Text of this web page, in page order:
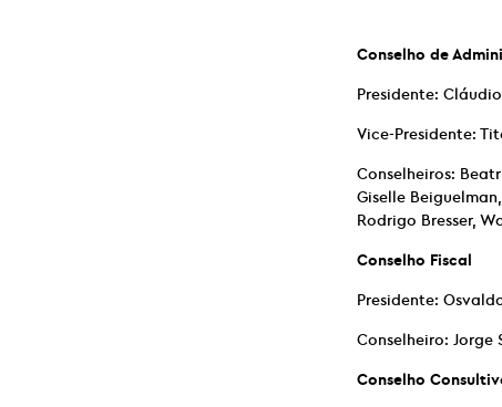
Conselho de
Presidente:
Vice-Presidente:
Conselheiros:
Giselle
Rodrigo Bresser,
Conselho Fiscal
Presidente:
Conselheiro: Jorge
Conselho